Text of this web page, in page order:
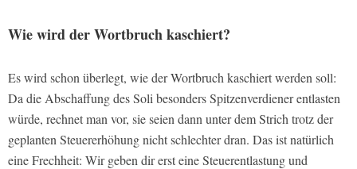
Wie wird der Wortbruch kaschiert?
Es wird schon überlegt, wie der Wortbruch kaschiert werden soll:
Da die Abschaffung des Soli besonders Spitzenverdiener entlasten
würde, rechnet man vor, sie seien dann unter dem Strich trotz der
geplanten Steuererhöhung nicht schlechter dran. Das ist natürlich
eine Frechheit: Wir geben dir erst eine Steuerentlastung und